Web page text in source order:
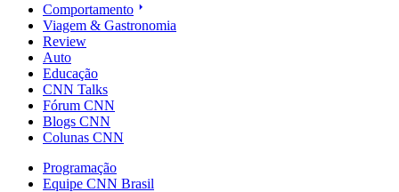
Comportamento
Viagem & Gastronomia
Review
Auto
Educação
CNN Talks
Fórum CNN
Blogs CNN
Colunas CNN
Programação
Equipe CNN Brasil